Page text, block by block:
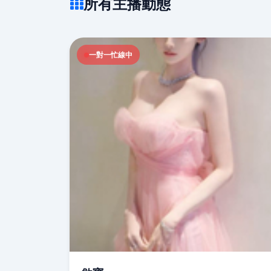
一對一忙線中